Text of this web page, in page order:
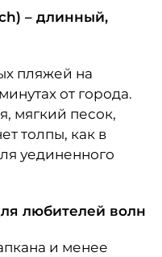
– длинный,
пляжей на
от города.
мягкий песок,
толпы, как в
уединенного
любителей волн
и менее